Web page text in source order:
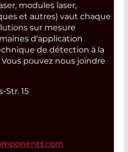
modules laser,
et autres) vaut chaque
sur mesure
d'application
de détection à la
pouvez nous joindre
Str. 15